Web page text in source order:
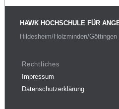
HAWK HOCHSCHULE FÜR
Hildesheim/Holzminden/Göttingen
Rechtliches
Impressum
Datenschutzerklärung